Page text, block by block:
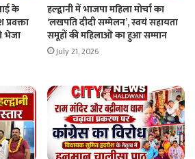
के
भेजा
हल्द्वानी में भाजपा महिला मोर्चा का
‘लखपति दीदी सम्मेलन’, स्वयं सहायता
समूहों की महिलाओं का हुआ सम्मान
July 21, 2026